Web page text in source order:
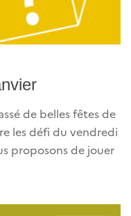
de belles fêtes de
les défi du vendredi
proposons de jouer